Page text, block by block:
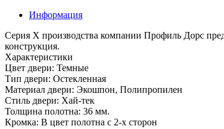
Информация
Серия Х производства компании Профиль Дорс
конструкция.
Характеристики
Цвет двери: Темные
Тип двери: Остекленная
Материал двери: Экошпон, Полипропилен
Стиль двери: Хай-тек
Толщина полотна: 36 мм.
Кромка: В цвет полотна с 2-х сторон